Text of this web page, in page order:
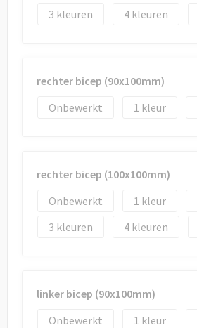
3 4
rechter bicep (90x100mm)
Onbewerkt
1
rechter bicep (100x100mm)
Onbewerkt
1
3
4
linker bicep (90x100mm)
Onbewerkt
1